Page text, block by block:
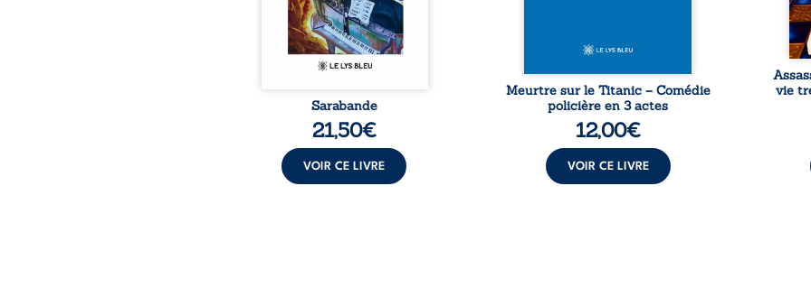
Sarabande
21,50€
VOIR CE LIVRE
Meurtre sur le Titanic – Comédie
policière en 3 actes
12,00€
VOIR CE LIVRE
vie